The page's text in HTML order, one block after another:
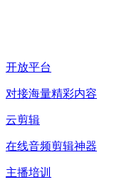
开放平台
对接海量精彩内容
云剪辑
在线音频剪辑神器
主播培训